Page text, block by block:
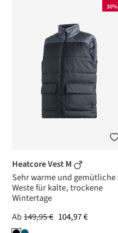
30%
Heatcore Vest M
Sehr warme und gemütliche
Weste für kalte, trockene
Wintertage
Ab149,95 € 104,97 €